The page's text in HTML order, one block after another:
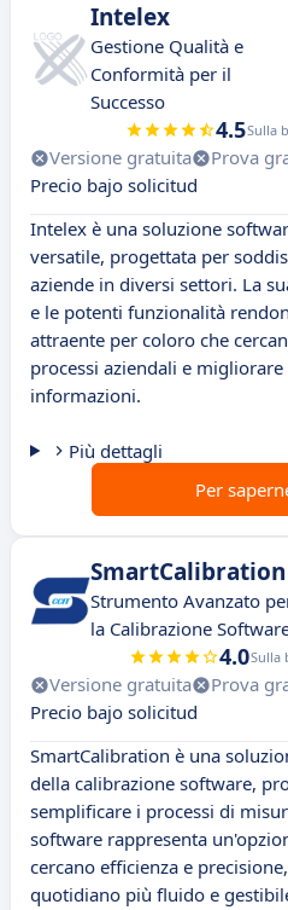
Intelex
Gestione Qualità e
Conformità per il
Successo
4.5Sulla
Versione gratuita Prova
Precio bajo solicitud
Intelex è una soluzione
versatile, progettata per
aziende in diversi settori. La
e le potenti funzionalità
attraente per coloro che
processi aziendali e
informazioni.
Più dettagli
Per
SmartCalibration
Strumento Avanzato
la Calibrazione
4.0Sulla
Versione gratuita Prova
Precio bajo solicitud
SmartCalibration è una
della calibrazione software,
semplificare i processi di
software rappresenta
cercano efficienza e
quotidiano più fluido e